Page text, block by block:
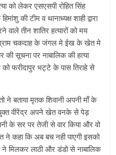
को लेकर एसएसपी रोहित सिंह
की टीम व थानाध्यक्ष शाही द्वारा
वाले तीन शातिर हत्यारों को मय
ग्राम चकदाह के जंगल मे ईख के खेत मे
की सूचना पर नाबालिक की हत्या
फरीदापुर भट्टे के पास तिराहे से
बताया मृतक शिवानी अपनी माँ के
वीरेंद्र अपने खेत वनके से पेड़
के सर पर तेजी से वार किया और वो
कहा कि अब बच नही पाएगी इसको
ने मिलकर लाठी और डंडो से नाबालिक